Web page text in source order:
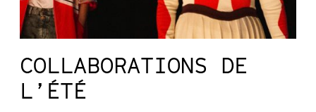
COLLABORATIONS DE
L’ÉTÉ